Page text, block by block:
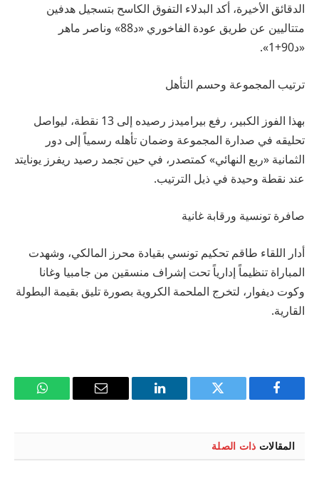
الدقائق الأخيرة، أكد البدلاء التفوق الكاسح بتسجيل هدفين
متتاليين عن طريق عودة الفاخوري «د88» وناصر ماهر
«د90+1».
ترتيب المجموعة وحسم التأهل
بهذا الفوز الكبير، رفع بيراميدز رصيده إلى 13 نقطة، ليواصل
تحليقه في صدارة المجموعة وضمان تأهله رسمياً إلى دور
الثمانية «ربع النهائي» كمتصدر، في حين تجمد رصيد ريفرز يونايتد
عند نقطة وحيدة في ذيل الترتيب.
صافرة تونسية ورقابة غانية
أدار اللقاء طاقم تحكيم تونسي بقيادة محرز المالكي، وشهدت
المباراة تنظيماً إدارياً تحت إشراف منسقين من جامبيا وغانا
وكوت ديفوار، لتخرج الملحمة الكروية بصورة تليق بقيمة البطولة
القارية.
فيسبوك تويتر لينكدإن
البريد
واتساب
المقالات ذات الصلة